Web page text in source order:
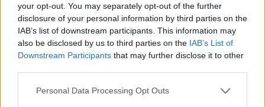
your opt-out. You may separately opt-out of the further
disclosure of your personal information by third parties on the
IAB’s list of downstream participants. This information may
also be disclosed by us to third parties on the IAB’s List of
Downstream Participants that may further disclose it to other
Personal Data Processing Opt Outs
Takeda idei felvásárlásai. Idén...
KEDVES OLVASÓNK!
regisztrációhoz kötött.